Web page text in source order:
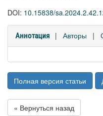
DOI: 10.15838/
Аннотация | Авторы |
Полная версия статьи
« Вернуться назад